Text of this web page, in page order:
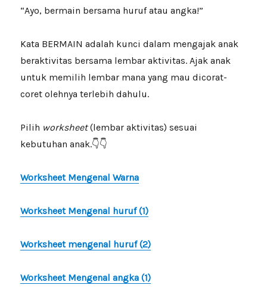
“Ayo, bermain bersama huruf atau angka!”
Kata BERMAIN adalah kunci dalam mengajak anak
beraktivitas bersama lembar aktivitas. Ajak anak
untuk memilih lembar mana yang mau dicorat-
coret olehnya terlebih dahulu.
Pilih worksheet(lembar aktivitas) sesuai
kebutuhan anak.👇👇
Worksheet Mengenal Warna
Worksheet Mengenal huruf (1)
Worksheet mengenal huruf (2)
Worksheet Mengenal angka (1)